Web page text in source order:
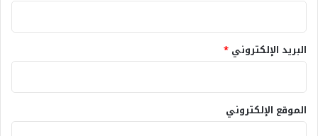
البريد الإلكتروني *
الموقع الإلكتروني